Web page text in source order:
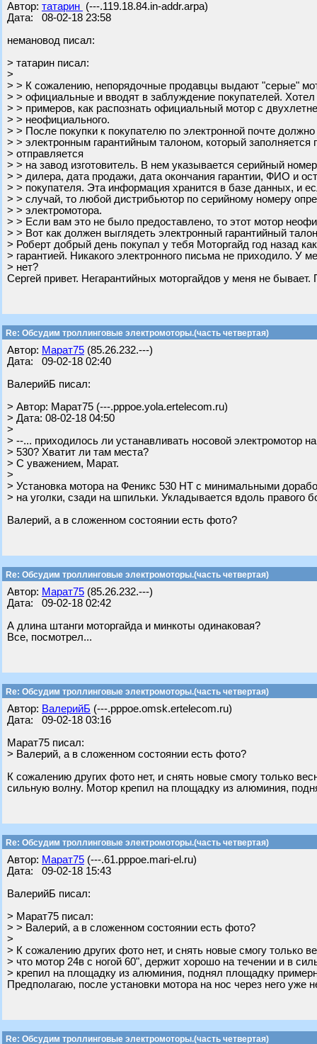
Автор: татарин (---.119.18.84.in-addr.arpa)
Дата: 08-02-18 23:58
немановод писал:
> татарин писал:
>
> > К сожалению, непорядочные продавцы выдают "серые"
> > официальные и вводят в заблуждение покупателей.
> > примеров, как распознать официальный мотор с
> > неофициального.
> > После покупки к покупателю по электронной почте
> > электронным гарантийным талоном, который заполняется
> отправляется
> > на завод изготовитель. В нем указывается серийный
> > дилера, дата продажи, дата окончания гарантии, ФИО и
> > покупателя. Эта информация хранится в базе данных, и
> > случай, то любой дистрибьютор по серийному номеру
> > электромотора.
> > Если вам это не было предоставлено, то этот мотор
> > Вот как должен выглядеть электронный гарантийный
> Роберт добрый день покупал у тебя Моторгайд год назад
> гарантией. Никакого электронного письма не приходило. У
> нет?
Сергей привет. Негарантийных моторгайдов у меня не
Re: Обсудим троллинговые электромоторы.(часть четвертая)
Автор: Марат75 (85.26.232.---)
Дата: 09-02-18 02:40
ВалерийБ писал:
> Автор: Марат75 (---.pppoe.yola.ertelecom.ru)
> Дата: 08-02-18 04:50
>
> --... приходилось ли устанавливать носовой электромотор
> 530? Хватит ли там места?
> С уважением, Марат.
>
> Установка мотора на Феникс 530 НТ с минимальными
> на уголки, сзади на шпильки. Укладывается вдоль правого
Валерий, а в сложенном состоянии есть фото?
Re: Обсудим троллинговые электромоторы.(часть четвертая)
Автор: Марат75 (85.26.232.---)
Дата: 09-02-18 02:42
А длина штанги моторгайда и минкоты одинаковая?
Все, посмотрел...
Re: Обсудим троллинговые электромоторы.(часть четвертая)
Автор: ВалерийБ (---.pppoe.omsk.ertelecom.ru)
Дата: 09-02-18 03:16
Марат75 писал:
> Валерий, а в сложенном состоянии есть фото?
К сожалению других фото нет, и снять новые смогу только
сильную волну. Мотор крепил на площадку из алюминия,
Re: Обсудим троллинговые электромоторы.(часть четвертая)
Автор: Марат75 (---.61.pppoe.mari-el.ru)
Дата: 09-02-18 15:43
ВалерийБ писал:
> Марат75 писал:
> > Валерий, а в сложенном состоянии есть фото?
>
> К сожалению других фото нет, и снять новые смогу только
> что мотор 24в с ногой 60", держит хорошо на течении и в
> крепил на площадку из алюминия, поднял площадку
Предполагаю, после установки мотора на нос через него уже
Re: Обсудим троллинговые электромоторы.(часть четвертая)